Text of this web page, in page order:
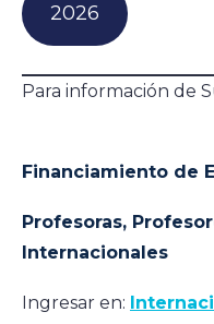
2026
Para información de
Financiamiento de
Profesoras,
Internacionales
Ingresar en: